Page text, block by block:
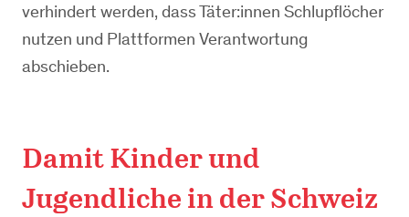
verhindert werden, dass Täter:innen Schlupflöcher
nutzen und Plattformen Verantwortung
abschieben.
Damit Kinder und
Jugendliche in der Schweiz